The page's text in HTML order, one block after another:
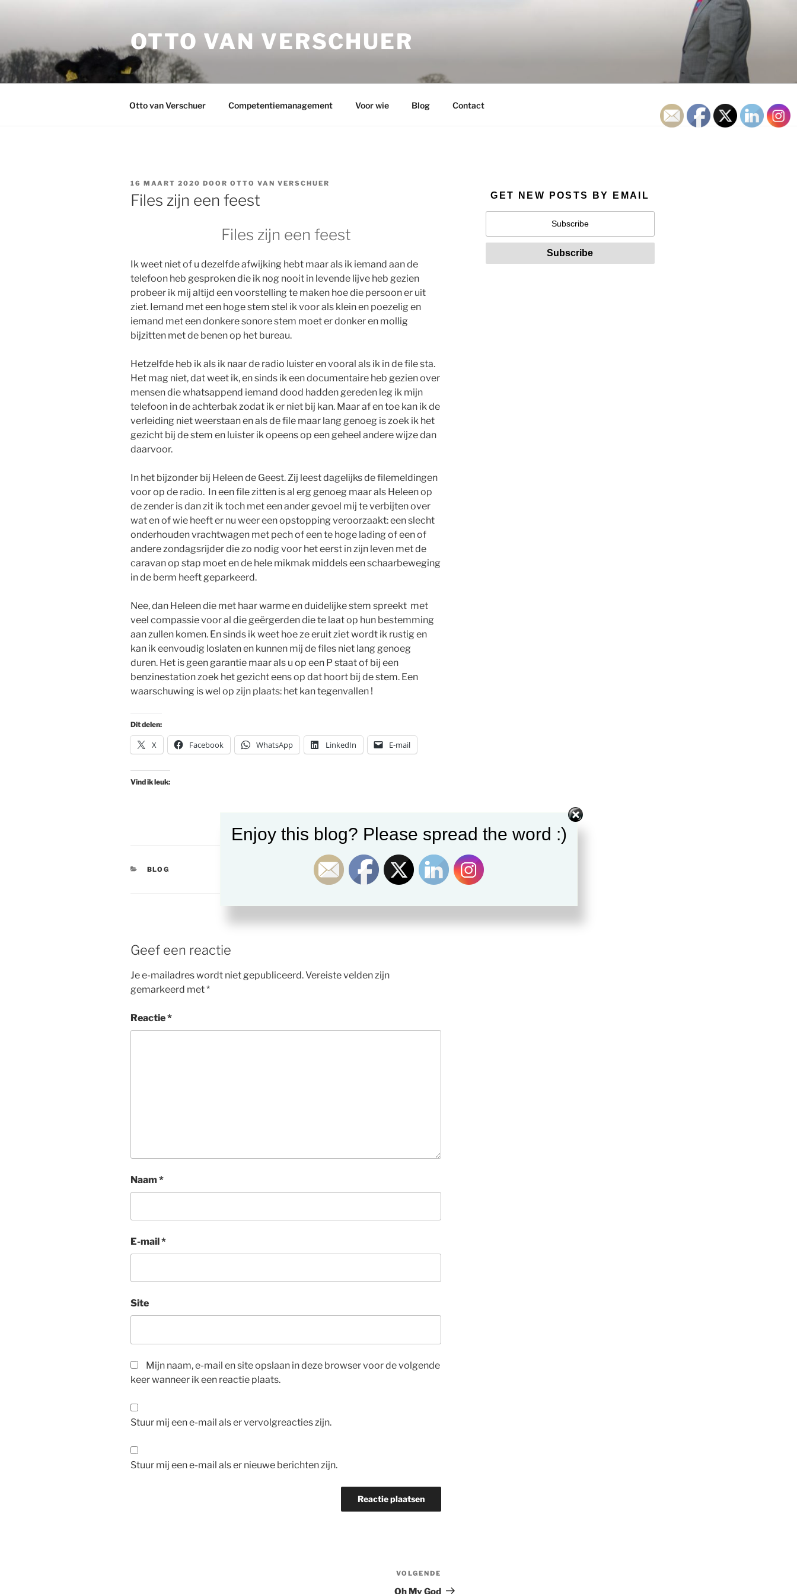
inhoud
OTTO VAN VERSCHUER
Otto van Verschuer Competentiemanagement Voor wie Blog Contact
GEPLAATST
OP
16 MAART 2020 DOOR OTTO VAN VERSCHUER
Files zijn een feest
Files zijn een feest
Ik weet niet of u dezelfde afwijking hebt maar als ik iemand aan de
telefoon heb gesproken die ik nog nooit in levende lijve heb gezien
probeer ik mij altijd een voorstelling te maken hoe die persoon er uit
ziet. Iemand met een hoge stem stel ik voor als klein en poezelig en
iemand met een donkere sonore stem moet er donker en mollig
bijzitten met de benen op het bureau.
Hetzelfde heb ik als ik naar de radio luister en vooral als ik in de file sta.
Het mag niet, dat weet ik, en sinds ik een documentaire heb gezien over
mensen die whatsappend iemand dood hadden gereden leg ik mijn
telefoon in de achterbak zodat ik er niet bij kan. Maar af en toe kan ik de
verleiding niet weerstaan en als de file maar lang genoeg is zoek ik het
gezicht bij de stem en luister ik opeens op een geheel andere wijze dan
daarvoor.
In het bijzonder bij Heleen de Geest. Zij leest dagelijks de filemeldingen
voor op de radio. In een file zitten is al erg genoeg maar als Heleen op
de zender is dan zit ik toch met een ander gevoel mij te verbijten over
wat en of wie heeft er nu weer een opstopping veroorzaakt: een slecht
onderhouden vrachtwagen met pech of een te hoge lading of een of
andere zondagsrijder die zo nodig voor het eerst in zijn leven met de
caravan op stap moet en de hele mikmak middels een schaarbeweging
in de berm heeft geparkeerd.
Nee, dan Heleen die met haar warme en duidelijke stem spreekt met
veel compassie voor al die geërgerden die te laat op hun bestemming
aan zullen komen. En sinds ik weet hoe ze eruit ziet wordt ik rustig en
kan ik eenvoudig loslaten en kunnen mij de files niet lang genoeg
duren. Het is geen garantie maar als u op een P staat of bij een
benzinestation zoek het gezicht eens op dat hoort bij de stem. Een
waarschuwing is wel op zijn plaats: het kan tegenvallen !
Dit delen:
X Facebook WhatsApp LinkedIn E-mail
Vind ik leuk:
CATEGORIEËN
BLOG
Geef een reactie
Je e-mailadres wordt niet gepubliceerd.Vereiste velden zijn
gemarkeerd met*
Reactie*
Naam *
E-mail*
Site
Mijn naam, e-mail en site opslaan in deze browser voor de volgende
keer wanneer ik een reactie plaats.
Stuur mij een e-mail als er vervolgreacties zijn.
Stuur mij een e-mail als er nieuwe berichten zijn.
bericht
VOLGENDE
Oh My God
GET NEW POSTS BY EMAIL
Enjoy this blog? Please spread the word :)